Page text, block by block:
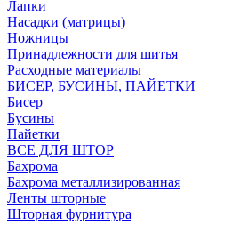
Лапки
Насадки (матрицы)
Ножницы
Принадлежности для шитья
Расходные материалы
БИСЕР, БУСИНЫ, ПАЙЕТКИ
Бисер
Бусины
Пайетки
ВСЕ ДЛЯ ШТОР
Бахрома
Бахрома металлизированная
Ленты шторные
Шторная фурнитура